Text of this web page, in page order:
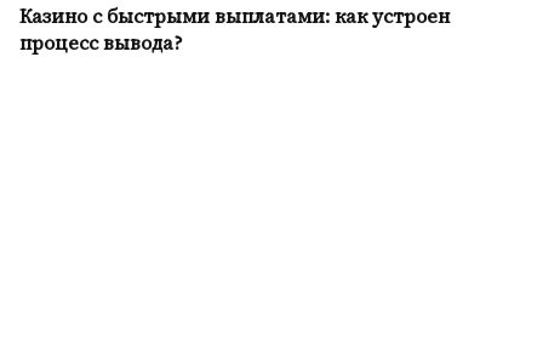
Казино с быстрыми выплатами: как устроен
процесс вывода?